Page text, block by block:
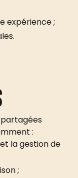
expérience ;
:
la gestion de
;